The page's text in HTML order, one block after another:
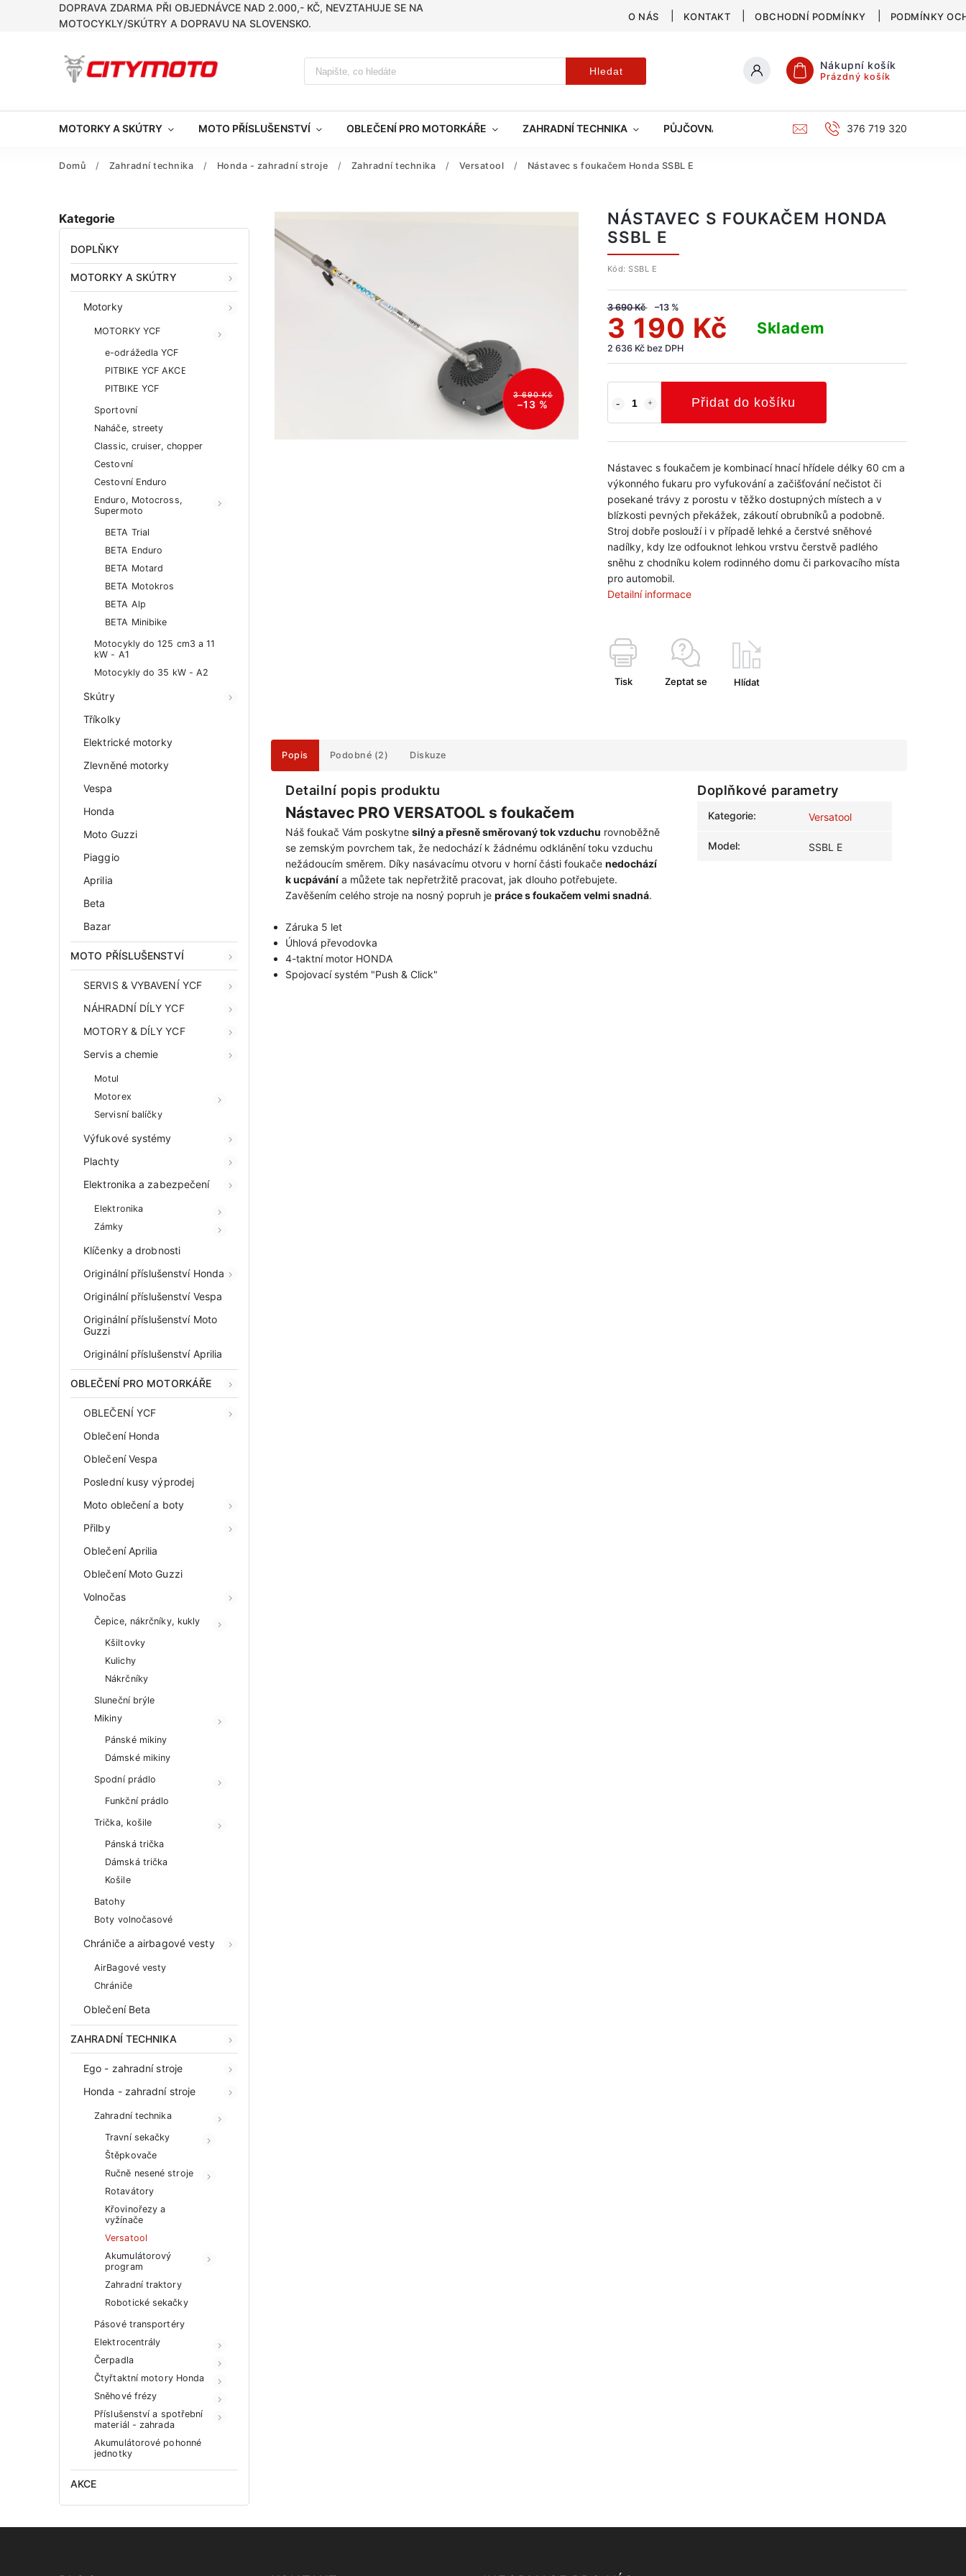
DOPRAVA ZDARMA PŘI OBJEDNÁVCE NAD 2.000,- KČ, NEVZTAHUJE SE NA
MOTOCYKLY/SKÚTRY A DOPRAVU NA SLOVENSKO.
O NÁS KONTAKT OBCHODNÍ PODMÍNKY PODMÍNKY
Hledat Nákupní košík
Prázdný košík
MOTORKY A SKÚTRY MOTO PŘÍSLUŠENSTVÍ OBLEČENÍ PRO MOTORKÁŘE ZAHRADNÍ TECHNIKA PŮJČOVNA KATALOG376 719 320
Domů / Zahradní technika / Honda - zahradní stroje / Zahradní technika / Versatool / Nástavec s foukačem Honda SSBL E
Kategorie
DOPLŇKY
MOTORKY A SKÚTRY
Motorky
MOTORKY YCF
e-odrážedla YCF
PITBIKE YCF AKCE
PITBIKE YCF
Sportovní
Naháče, streety
Classic, cruiser, chopper
Cestovní
Cestovní Enduro
Enduro, Motocross,
Supermoto
BETA Trial
BETA Enduro
BETA Motard
BETA Motokros
BETA Alp
BETA Minibike
Motocykly do 125 cm3 a 11
kW - A1
Motocykly do 35 kW - A2
Skútry
Tříkolky
Elektrické motorky
Zlevněné motorky
Vespa
Honda
Moto Guzzi
Piaggio
Aprilia
Beta
Bazar
MOTO PŘÍSLUŠENSTVÍ
SERVIS & VYBAVENÍ YCF
NÁHRADNÍ DÍLY YCF
MOTORY & DÍLY YCF
Servis a chemie
Motul
Motorex
Servisní balíčky
Výfukové systémy
Plachty
Elektronika a zabezpečení
Elektronika
Zámky
Klíčenky a drobnosti
Originální příslušenství Honda
Originální příslušenství Vespa
Originální příslušenství Moto
Guzzi
Originální příslušenství Aprilia
OBLEČENÍ PRO MOTORKÁŘE
OBLEČENÍ YCF
Oblečení Honda
Oblečení Vespa
Poslední kusy výprodej
Moto oblečení a boty
Přilby
Oblečení Aprilia
Oblečení Moto Guzzi
Volnočas
Čepice, nákrčníky, kukly
Kšiltovky
Kulichy
Nákrčníky
Sluneční brýle
Mikiny
Pánské mikiny
Dámské mikiny
Spodní prádlo
Funkční prádlo
Trička, košile
Pánská trička
Dámská trička
Košile
Batohy
Boty volnočasové
Chrániče a airbagové vesty
AirBagové vesty
Chrániče
Oblečení Beta
ZAHRADNÍ TECHNIKA
Ego - zahradní stroje
Honda - zahradní stroje
Zahradní technika
Travní sekačky
Štěpkovače
Ručně nesené stroje
Rotavátory
Křovinořezy a
vyžínače
Versatool
Akumulátorový
program
Zahradní traktory
Robotické sekačky
Pásové transportéry
Elektrocentrály
Čerpadla
Čtyřtaktní motory Honda
Sněhové frézy
Příslušenství a spotřební
materiál - zahrada
Akumulátorové pohonné
jednotky
AKCE
3 690 Kč
–13 %
NÁSTAVEC S FOUKAČEM HONDA
SSBL E
Kód: SSBL E
3 690 Kč –13 %
3 190 Kč
2 636 Kč bez DPH
Skladem
Přidat do košíku
Nástavec s foukačem je kombinací hnací hřídele délky 60 cm a
výkonného fukaru pro vyfukování a začišťování nečistot či
posekané trávy z porostu v těžko dostupných místech a v
blízkosti pevných překážek, zákoutí obrubníků a podobně.
Stroj dobře poslouží i v případě lehké a čerstvé sněhové
nadílky, kdy lze odfouknot lehkou vrstvu čerstvě padlého
sněhu z chodníku kolem rodinného domu či parkovacího místa
pro automobil.
Detailní informace
Tisk Zeptat se Hlídat
Popis Podobné (2) Diskuze
Detailní popis produktu
Nástavec PRO VERSATOOL s foukačem
Náš foukač Vám poskytne silný a přesně směrovaný tok vzduchu rovnoběžně
se zemským povrchem tak, že nedochází k žádnému odklánění toku vzduchu
nežádoucím směrem. Díky nasávacímu otvoru v horní části foukače nedochází
k ucpávání a můžete tak nepřetržitě pracovat, jak dlouho potřebujete.
Zavěšením celého stroje na nosný popruh je práce s foukačem velmi snadná.
Záruka 5 let
Úhlová převodovka
4-taktní motor HONDA
Spojovací systém "Push & Click"
Doplňkové parametry
Kategorie: Versatool
Model: SSBL E